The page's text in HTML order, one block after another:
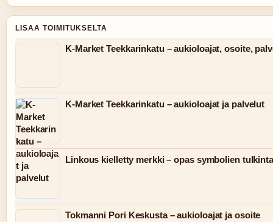
LISAA TOIMITUKSELTA
K-Market Teekkarinkatu – aukioloajat, osoite,
K-Market Teekkarinkatu – aukioloajat ja palvelut
Linkous kielletty merkki – opas symbolien
Tokmanni Pori Keskusta – aukioloajat ja osoite